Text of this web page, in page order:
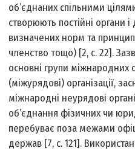
об’єднаних спільними
створюють постійні органи
визначених норм та
членство тощо) [2, c. 22].
основні групи міжнародних
(міжурядові) організації,
міжнародні неурядові
об’єднання фізичних чи
перебуває поза межами
держав [7, c. 121].